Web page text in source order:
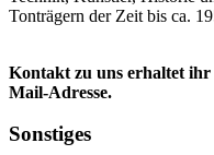
Tonträgern der Zeit bis ca.
Kontakt zu uns erhaltet
Mail-Adresse.
Sonstiges